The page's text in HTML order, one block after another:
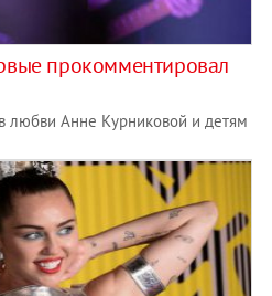
прокомментировал
любви Анне Курниковой и детям